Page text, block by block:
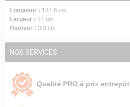
Longueur : 134.6 cm
Largeur : 84 cm
Hauteur : 3.3 cm
NOS SERVICES
Qualité PRO à prix entrepôt